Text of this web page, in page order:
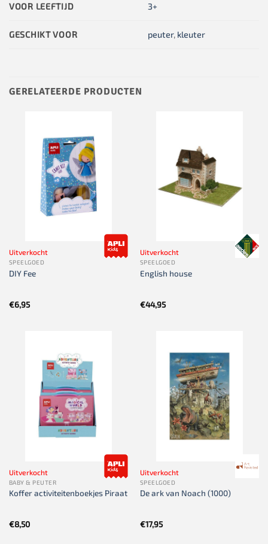
VOOR LEEFTIJD 3+
GESCHIKT VOOR peuter, kleuter
GERELATEERDE PRODUCTEN
Uitverkocht
SPEELGOED
DIY Fee
€6,95
Uitverkocht
SPEELGOED
English house
€44,95
Uitverkocht
BABY & PEUTER
Koffer activiteitenboekjes Piraat
€8,50
Uitverkocht
SPEELGOED
De ark van Noach (1000)
€17,95